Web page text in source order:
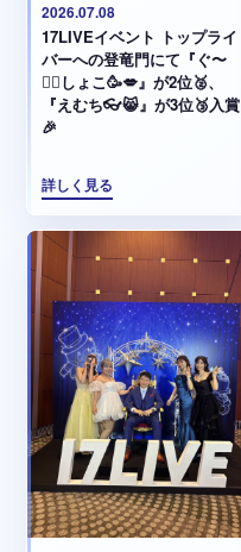
2026.07.08
17LIVEイベント トップライ
バーへの登竜門にて『ぐ〜
✊🏻‪しょこ🥳💋』が2位🥈、
『えむち👓😸』が3位🥉入賞
🎉
詳しく見る